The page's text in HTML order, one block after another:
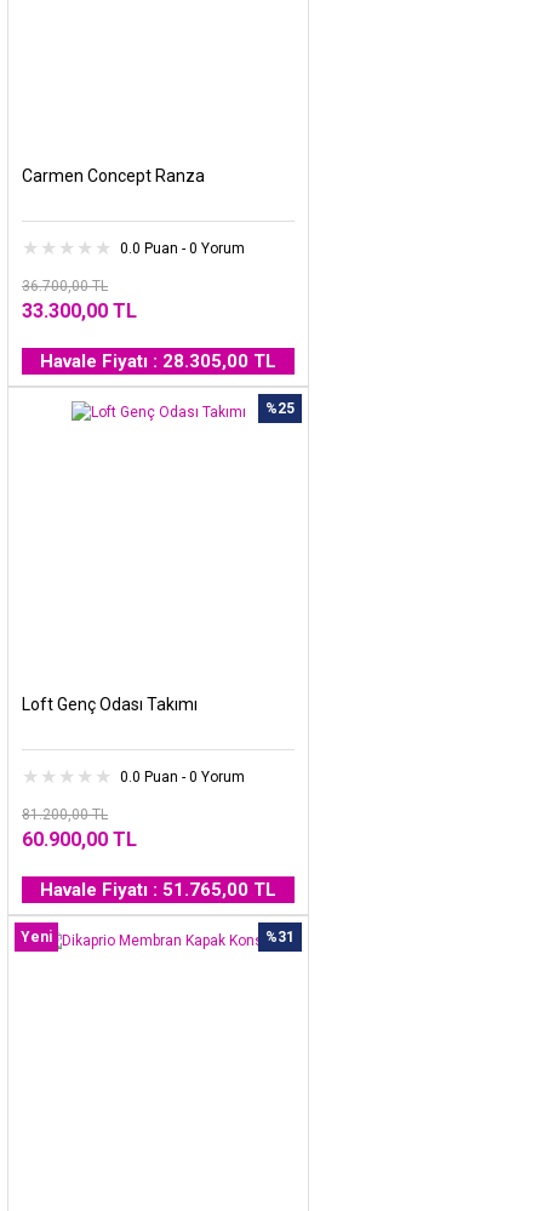
Carmen Concept Ranza
0.0 Puan - 0 Yorum
36.700,00 TL
33.300,00 TL
Havale Fiyatı : 28.305,00 TL
%25
Loft Genç Odası Takımı
0.0 Puan - 0 Yorum
81.200,00 TL
60.900,00 TL
Havale Fiyatı : 51.765,00 TL
%31
Yeni